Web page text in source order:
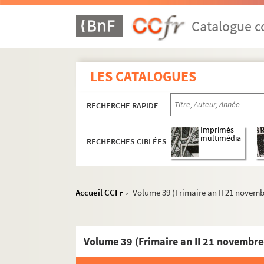
Catalogue
LES CATALOGUES
RECHERCHE RAPIDE
RECHERCHES CIBLÉES
Imprimés
multimédia
Accueil CCFr > Volume 39 (Frimaire an II 21
Volume 39 (Frimaire an II 21